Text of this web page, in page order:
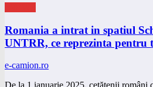
Romania a intrat in spatiul
UNTRR, ce reprezinta pentru
e-camion.ro